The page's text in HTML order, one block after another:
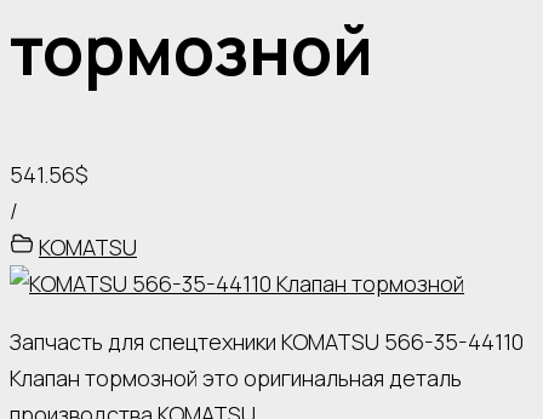
тормозной
541.56$
/
KOMATSU
Запчасть для спецтехники KOMATSU 566-35-44110
Клапан тормозной это оригинальная деталь